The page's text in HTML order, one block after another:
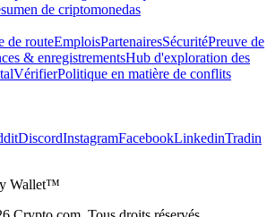
de criptomonedas
de routeEmploisPartenairesSécuritéPreuve de
& enregistrementsHub d'exploration des
VérifierPolitique en matière de conflits
DiscordInstagramFacebookLinkedinTradin
Wallet™